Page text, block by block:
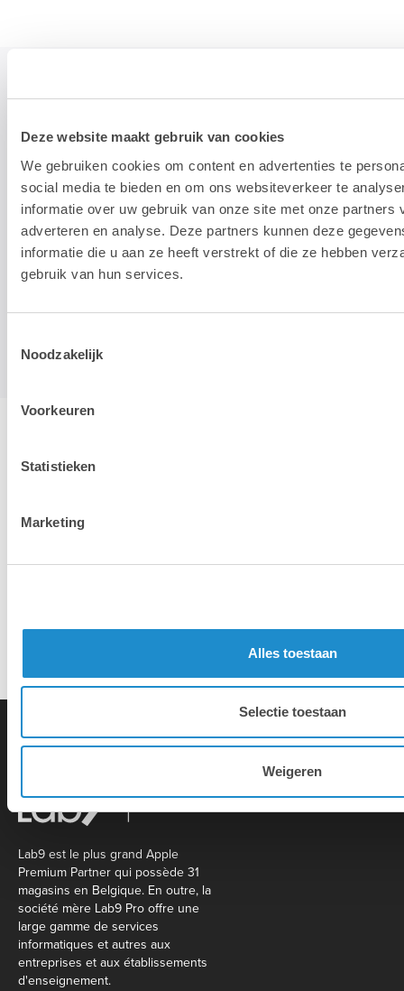
Deze website maakt gebruik van cookies
We gebruiken cookies om content en advertenties te
social media te bieden en om ons websiteverkeer te
informatie over uw gebruik van onze site met onze partners
adverteren en analyse. Deze partners kunnen deze
informatie die u aan ze heeft verstrekt of die ze hebben
gebruik van hun services.
Noodzakelijk
Voorkeuren
Statistieken
Marketing
Alles toestaan
Selectie toestaan
Weigeren
STAY TUNED!
>
Nous n'utilisons votre adresse électronique que pour vous envoyer
notre newsletter mensuelle. Nous ne transmettons pas cette
adresse à des tiers et la conserverons tant que vous ne vous
désabonnerez pas.
Reprise d'appareil ancien
Lab9 est le plus grand Apple
Premium Partner qui possède 31
magasins en Belgique. En outre, la
société mère Lab9 Pro offre une
large gamme de services
informatiques et autres aux
entreprises et aux établissements
d'enseignement.